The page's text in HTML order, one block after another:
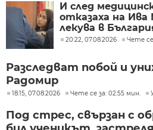
И след
отказаха на Ива
лекува в
20:22, 07.08.2026 Чете
Разследват побой и
Радомир
18:15, 07.08.2026 Чете се за: 02:55 мин.
Под стрес, свързан с